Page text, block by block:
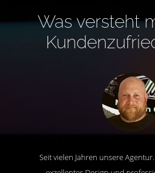
Was versteht
Seit vielen Jahren unsere